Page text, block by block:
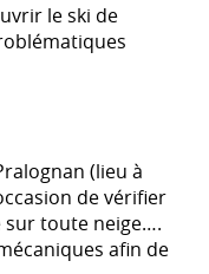
le ski de
(lieu à
de vérifier
sur toute neige….
afin de